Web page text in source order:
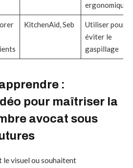
ergonomique
KitchenAid, Seb
Utiliser pour
éviter le
gaspillage
:
pour maîtriser la
avocat sous
visuel ou souhaitent